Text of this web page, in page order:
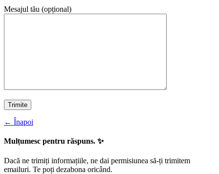
Mesajul tău (opțional)
← Înapoi
Mulțumesc pentru răspuns. ✨
Dacă ne trimiți informațiile, ne dai permisiunea să-ți trimitem
emailuri. Te poți dezabona oricând.